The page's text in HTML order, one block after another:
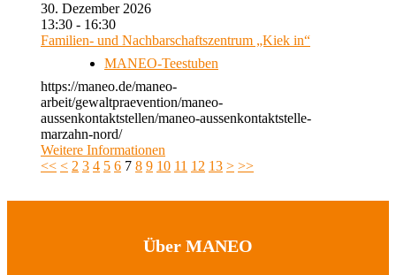
30. Dezember 2026
13:30 - 16:30
Familien- und Nachbarschaftszentrum „Kiek in“
MANEO-Teestuben
https://maneo.de/maneo-
arbeit/gewaltpraevention/maneo-
aussenkontaktstellen/maneo-aussenkontaktstelle-
marzahn-nord/
Weitere Informationen
<< < 2 3 4 5 6 7 8 9 10 11 12 13 > >>
Über MANEO